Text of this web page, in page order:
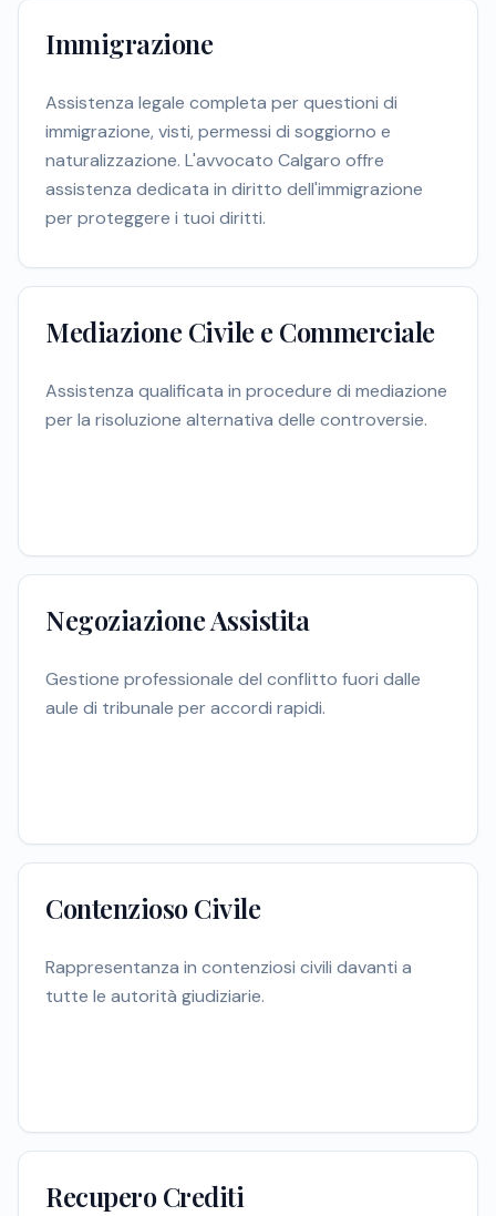
Immigrazione
Assistenza legale completa per questioni di
immigrazione, visti, permessi di soggiorno e
naturalizzazione. L'avvocato Calgaro offre
assistenza dedicata in diritto dell'immigrazione
per proteggere i tuoi diritti.
Mediazione Civile e Commerciale
Assistenza qualificata in procedure di mediazione
per la risoluzione alternativa delle controversie.
Negoziazione Assistita
Gestione professionale del conflitto fuori dalle
aule di tribunale per accordi rapidi.
Contenzioso Civile
Rappresentanza in contenziosi civili davanti a
tutte le autorità giudiziarie.
Recupero Crediti